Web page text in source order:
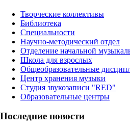
Творческие коллективы
Библиотека
Специальности
Научно-методический отдел
Отделение начальной
Школа для взрослых
Общеобразовательные
Центр хранения музыки
Студия звукозаписи "RED"
Образовательные центры
Последние новости